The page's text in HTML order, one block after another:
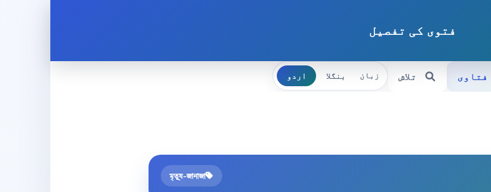
فتوی کی تفصیل
فتاوی تلاش زبان بنگلا اردو
মৃত্যু-জানাজা